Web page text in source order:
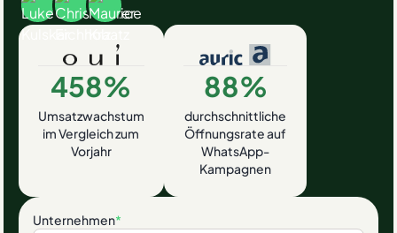
458%
Umsatzwachstum
im Vergleich zum
Vorjahr
88%
durchschnittliche
Öffnungsrate auf
WhatsApp-
Kampagnen
Unternehmen*